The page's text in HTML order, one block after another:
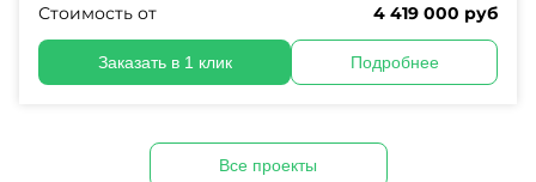
Стоимость от
4 419 000 руб
Заказать в 1 клик Подробнее
Все проекты